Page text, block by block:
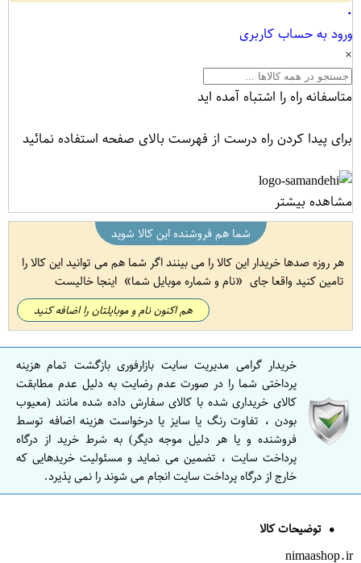
۰
ورود به حساب کاربری
×
متاسفانه راه را اشتباه آمده اید
برای پیدا کردن راه درست از فهرست بالای صفحه استفاده نمائید
مشاهده بیشتر
شما هم فروشنده این کالا شوید
هر روزه صدها خریدار این کالا را می بینند اگر شما هم می توانید این کالا را
تامین کنید واقعا جای
نام و شماره موبایل شما اینجا خالیست
هم اکنون نام و موبایلتان را اضافه کنید
خریدار گرامی مدیریت سایت بازارفوری بازگشت تمام هزینه
پرداختی شما را در صورت عدم رضایت به دلیل عدم مطابقت
کالای خریداری شده با کالای سفارش داده شده مانند (معیوب
بودن ، تفاوت رنگ یا سایز یا درخواست هزینه اضافه توسط
فروشنده و یا هر دلیل موجه دیگر) به شرط خرید از درگاه
پرداخت سایت ، تضمین می نماید و مسئولیت خریدهایی که
خارج از درگاه پرداخت سایت انجام می شوند را نمی پذیرد.
توضیحات کالا
nimaashop.ir